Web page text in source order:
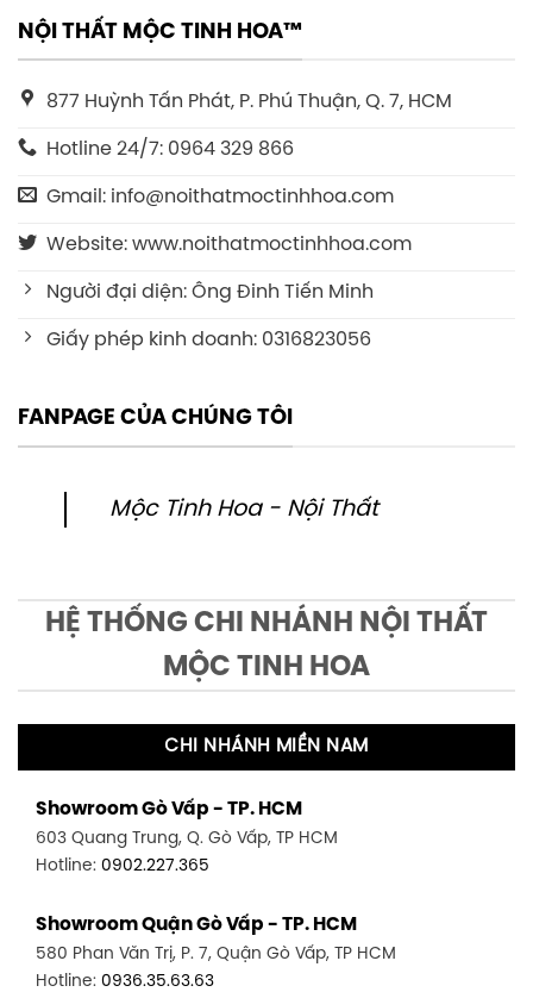
NỘI THẤT MỘC TINH HOA™
877 Huỳnh Tấn Phát, P. Phú Thuận, Q. 7, HCM
Hotline 24/7: 0964 329 866
Gmail: info@noithatmoctinhhoa.com
Website: www.noithatmoctinhhoa.com
Người đại diện: Ông Đinh Tiến Minh
Giấy phép kinh doanh: 0316823056
FANPAGE CỦA CHÚNG TÔI
Mộc Tinh Hoa - Nội Thất
HỆ THỐNG CHI NHÁNH NỘI THẤT
MỘC TINH HOA
CHI NHÁNH MIỀN NAM
Showroom Gò Vấp - TP. HCM
603 Quang Trung, Q. Gò Vấp, TP HCM
Hotline: 0902.227.365
Showroom Quận Gò Vấp - TP. HCM
580 Phan Văn Trị, P. 7, Quận Gò Vấp, TP HCM
Hotline: 0936.35.63.63